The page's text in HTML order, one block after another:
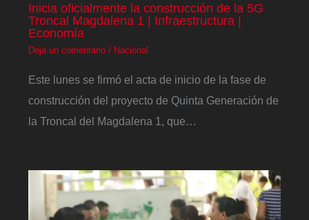
Inicia oficialmente la construcción de la 5G
Troncal Magdalena 1 | Infraestructura |
Economía
Deja un comentario / Nacional
Este lunes se firmó el acta de inicio de la fase de
construcción del proyecto de Quinta Generación de
la Troncal del Magdalena 1, que…